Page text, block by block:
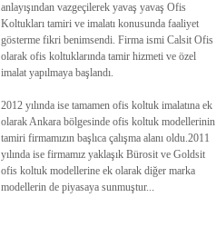
anlayışından vazgeçilerek yavaş yavaş Ofis
Koltukları tamiri ve imalatı konusunda faaliyet
gösterme fikri benimsendi. Firma ismi Calsit Ofis
olarak ofis koltuklarında tamir hizmeti ve özel
imalat yapılmaya başlandı.
2012 yılında ise tamamen ofis koltuk imalatına ek
olarak Ankara bölgesinde ofis koltuk modellerinin
tamiri firmamızın başlıca çalışma alanı oldu.2011
yılında ise firmamız yaklaşık Bürosit ve Goldsit
ofis koltuk modellerine ek olarak diğer marka
modellerin de piyasaya sunmuştur...